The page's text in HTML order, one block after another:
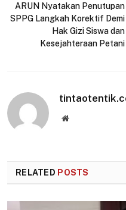
ARUN Nyatakan Penutupan
SPPG Langkah Korektif Demi
Hak Gizi Siswa dan
Kesejahteraan Petani
Website
RELATED POSTS